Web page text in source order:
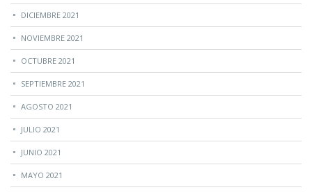
DICIEMBRE 2021
NOVIEMBRE 2021
OCTUBRE 2021
SEPTIEMBRE 2021
AGOSTO 2021
JULIO 2021
JUNIO 2021
MAYO 2021